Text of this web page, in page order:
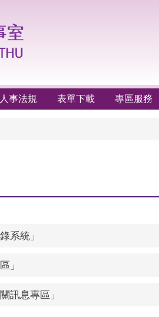
人事法規 表單下載 專區服務
系統」
」
訊息專區」